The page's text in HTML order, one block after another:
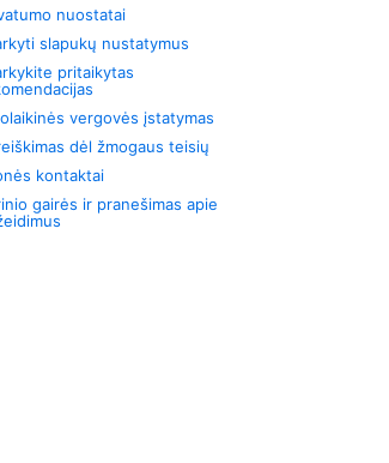
nuostatai
slapukų nustatymus
pritaikytas
vergovės įstatymas
dėl žmogaus teisių
kontaktai
gairės ir pranešimas apie